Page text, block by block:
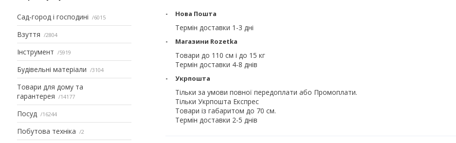
Сад-город і господині 6015
Взуття 2804
Інструмент 5919
Будівельні матеріали 3104
Товари для дому та
гарантерея
14177
Посуд 16244
Побутова техніка 2
Нова Пошта
Термін доставки 1-3 дні
Магазини Rozetka
Товари до 110 см і до 15 кг
Термін доставки 4-8 днів
Укрпошта
Тільки за умови повної передоплати або Промоплати.
Тільки Укрпошта Експрес
Товари із габаритом до 70 см.
Термін доставки 2-5 днів